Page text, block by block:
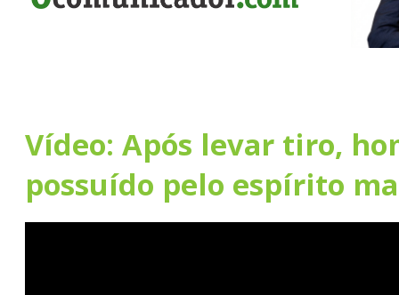
Vídeo: Após levar tiro,
possuído pelo espírito